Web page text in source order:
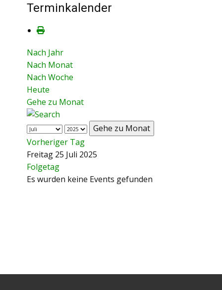
Terminkalender
Nach Jahr
Nach Monat
Nach Woche
Heute
Gehe zu Monat
Gehe zu Monat
Vorheriger Tag
Freitag 25 Juli 2025
Folgetag
Es wurden keine Events gefunden